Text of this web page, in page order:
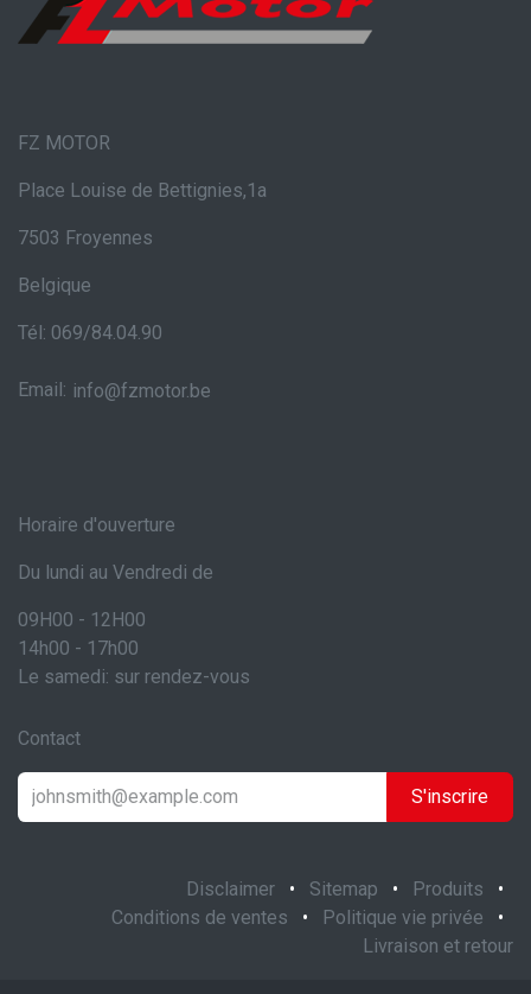
FZ MOTOR
Place Louise de Bettignies,1a
7503 Froyennes
Belgique
Tél: 069/84.04.90
Email: info@fzmotor.be
Horaire d'ouverture
Du lundi au Vendredi de
09H00 - 12H00
14h00 - 17h00
Le samedi: sur rendez-vous
Contact
S'inscrire
Disclaimer • Sitemap • Produits
•
Conditions de ventes
• Politique vie privée
•
Livraison et retour